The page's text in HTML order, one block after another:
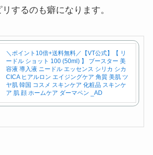
するのも癖になります。
＼ポイント10倍+送料無料／【VT公式】【 リ
ードル ショット 100 (50ml) 】 ブースター 美
容液 導入液 ニードル エッセンス シリカ シカ
CICA ヒアルロン エイジングケア 角質 美肌 ツ
ヤ肌 韓国 コスメ スキンケア 化粧品 スキンケ
ア 肌 顔 ホームケア ダーマペン _AD